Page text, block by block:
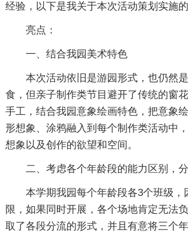
经验，以下是我关于本次活动策划实施的
亮点：
一、结合我园美术特色
本次活动依旧是游园形式，也仍然
食，但亲子制作类节目避开了传统的窗
手工，结合我园意象绘画特色，把意象
形想象、涂鸦融入到每个制作类活动中
想象以及创作的欲望和空间。
二、考虑各个年龄段的能力区别，
本学期我园每个年龄段各3个班级，
限，如果同时开展，各个场地肯定无法
取了各段分流的形式，并且有意将三个